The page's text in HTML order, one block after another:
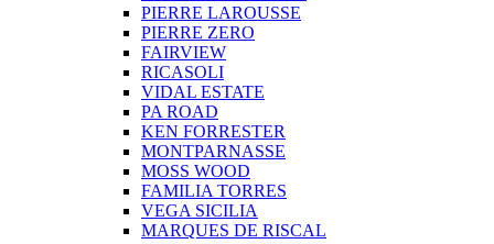
PIERRE LAROUSSE
PIERRE ZERO
FAIRVIEW
RICASOLI
VIDAL ESTATE
PA ROAD
KEN FORRESTER
MONTPARNASSE
MOSS WOOD
FAMILIA TORRES
VEGA SICILIA
MARQUES DE RISCAL